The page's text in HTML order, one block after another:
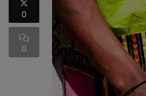
0
0